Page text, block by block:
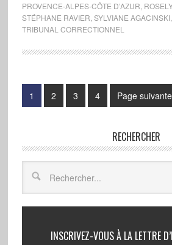
PROVENCE-ALPES-CÔTE D’AZUR
STÉPHANE RAVIER SYLVIANE AGACINSKI,
TRIBUNAL CORRECTIONNEL
1 2 3 4 Page
RECHERCHER
INSCRIVEZ-VOUS À LA LETTRE